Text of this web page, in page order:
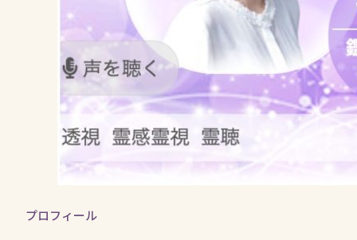
プロフィール